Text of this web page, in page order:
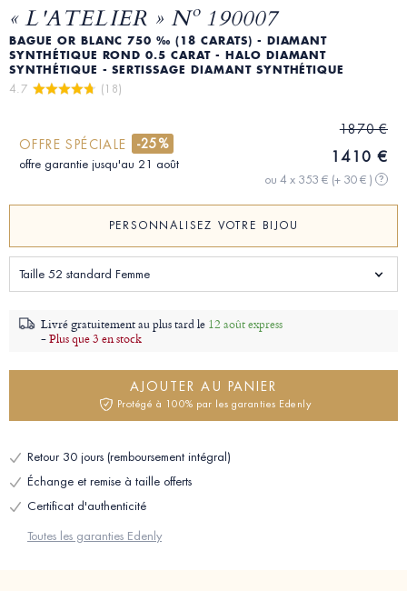
« L'ATELIER » Nº 190007
BAGUE OR BLANC 750 ‰ (18 CARATS) - DIAMANT
SYNTHÉTIQUE ROND 0.5 CARAT - HALO DIAMANT
SYNTHÉTIQUE - SERTISSAGE DIAMANT SYNTHÉTIQUE
4.7 (18)
OFFRE SPÉCIALE -25%
offre garantie jusqu'au 21 août
1870 €
1410 €
ou 4 x 353 € (+ 30 € ) ?
PERSONNALISEZ VOTRE BIJOU
Taille 52 standard Femme
Livré gratuitement au plus tard le 12 août express
-Plus que 3 en stock
AJOUTER AU PANIER
Protégé à 100% par les garanties Edenly
Retour 30 jours (remboursement intégral)
Échange et remise à taille offerts
Certificat d'authenticité
Toutes les garanties Edenly